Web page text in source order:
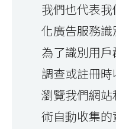
我們也代表
化廣告服務識
為了識別用
調查或註冊
瀏覽我們網
術自動收集